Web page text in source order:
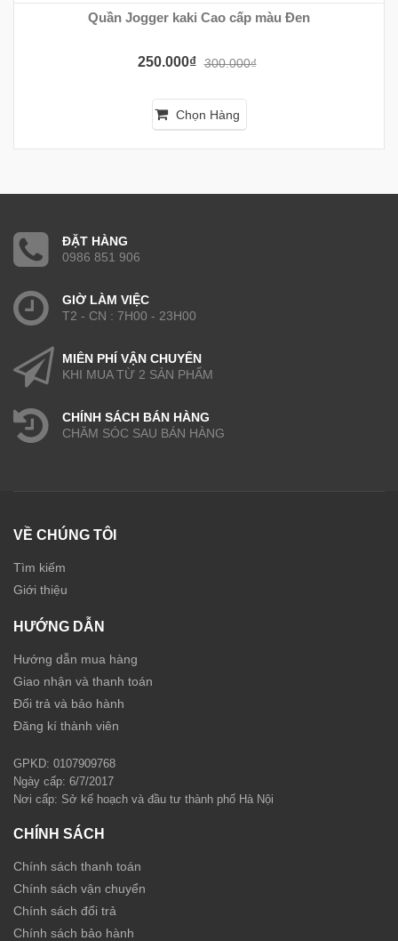
Quần Jogger kaki Cao cấp màu Đen
250.000₫ 300.000₫
Chọn Hàng
ĐẶT HÀNG
0986 851 906
GIỜ LÀM VIỆC
T2 - CN : 7H00 - 23H00
MIỄN PHÍ VẬN CHUYỂN
KHI MUA TỪ 2 SẢN PHẨM
CHÍNH SÁCH BÁN HÀNG
CHĂM SÓC SAU BÁN HÀNG
VỀ CHÚNG TÔI
Tìm kiếm
Giới thiệu
HƯỚNG DẪN
Hướng dẫn mua hàng
Giao nhận và thanh toán
Đổi trả và bảo hành
Đăng kí thành viên
GPKD: 0107909768
Ngày cấp: 6/7/2017
Nơi cấp: Sở kế hoạch và đầu tư thành phố Hà Nội
CHÍNH SÁCH
Chính sách thanh toán
Chính sách vận chuyển
Chính sách đổi trả
Chính sách bảo hành